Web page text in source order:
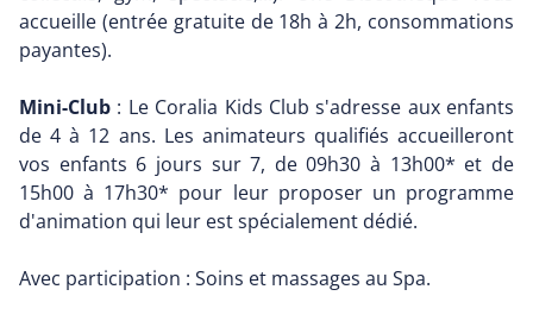
accueille (entrée gratuite de 18h à 2h, consommations
payantes).
Mini-Club : Le Coralia Kids Club s'adresse aux enfants
de 4 à 12 ans. Les animateurs qualifiés accueilleront
vos enfants 6 jours sur 7, de 09h30 à 13h00* et de
15h00 à 17h30* pour leur proposer un programme
d'animation qui leur est spécialement dédié.
Avec participation : Soins et massages au Spa.